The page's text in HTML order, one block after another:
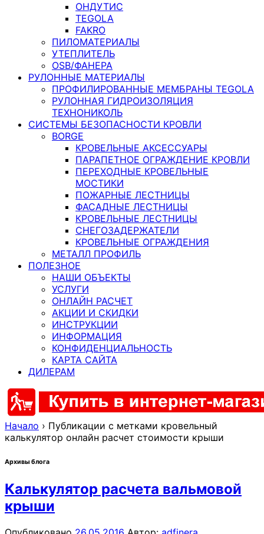
ОНДУТИС
TEGOLA
FAKRO
ПИЛОМАТЕРИАЛЫ
УТЕПЛИТЕЛЬ
OSB/ФАНЕРА
РУЛОННЫЕ МАТЕРИАЛЫ
ПРОФИЛИРОВАННЫЕ МЕМБРАНЫ TEGOLA
РУЛОННАЯ ГИДРОИЗОЛЯЦИЯ
ТЕХНОНИКОЛЬ
СИСТЕМЫ БЕЗОПАСНОСТИ КРОВЛИ
BORGE
КРОВЕЛЬНЫЕ АКСЕССУАРЫ
ПАРАПЕТНОЕ ОГРАЖДЕНИЕ КРОВЛИ
ПЕРЕХОДНЫЕ КРОВЕЛЬНЫЕ
МОСТИКИ
ПОЖАРНЫЕ ЛЕСТНИЦЫ
ФАСАДНЫЕ ЛЕСТНИЦЫ
КРОВЕЛЬНЫЕ ЛЕСТНИЦЫ
СНЕГОЗАДЕРЖАТЕЛИ
КРОВЕЛЬНЫЕ ОГРАЖДЕНИЯ
МЕТАЛЛ ПРОФИЛЬ
ПОЛЕЗНОЕ
НАШИ ОБЪЕКТЫ
УСЛУГИ
ОНЛАЙН РАСЧЕТ
АКЦИИ И СКИДКИ
ИНСТРУКЦИИ
ИНФОРМАЦИЯ
КОНФИДЕНЦИАЛЬНОСТЬ
КАРТА САЙТА
ДИЛЕРАМ
Начало › Публикации с метками кровельный
калькулятор онлайн расчет стоимости крыши
Архивы блога
Калькулятор расчета вальмовой
крыши